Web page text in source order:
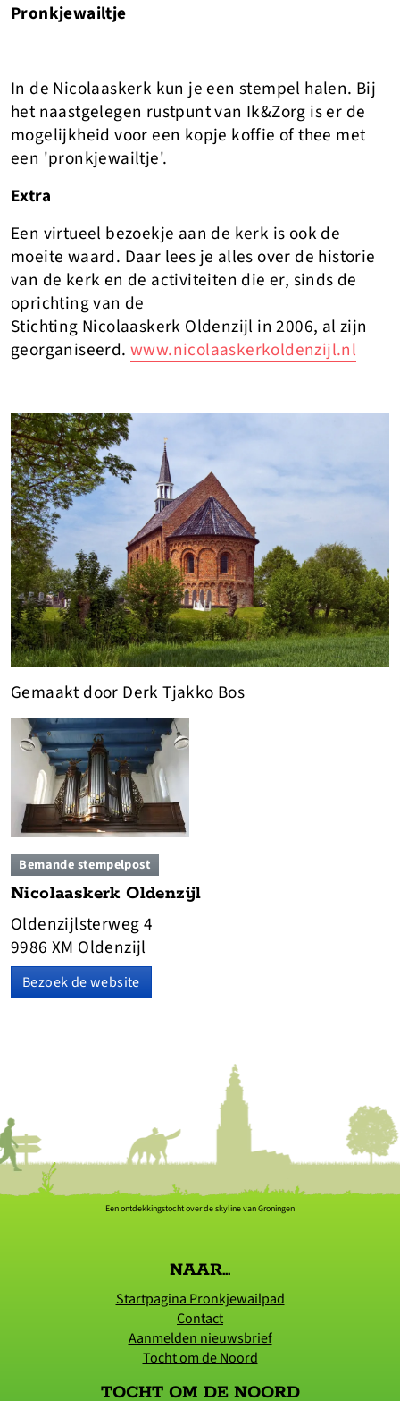
Pronkjewailtje
In de Nicolaaskerk kun je een stempel halen. Bij
het naastgelegen rustpunt van Ik&Zorg is er de
mogelijkheid voor een kopje koffie of thee met
een 'pronkjewailtje'.
Extra
Een virtueel bezoekje aan de kerk is ook de
moeite waard. Daar lees je alles over de historie
van de kerk en de activiteiten die er, sinds de
oprichting van de
Stichting Nicolaaskerk Oldenzijl in 2006, al zijn
georganiseerd. www.nicolaaskerkoldenzijl.nl
Gemaakt door Derk Tjakko Bos
Bemande stempelpost
Nicolaaskerk Oldenzijl
Oldenzijlsterweg 4
9986 XM Oldenzijl
Bezoek de website
Een ontdekkingstocht over de skyline van Groningen
NAAR...
Startpagina Pronkjewailpad
Contact
Aanmelden nieuwsbrief
Tocht om de Noord
TOCHT OM DE NOORD